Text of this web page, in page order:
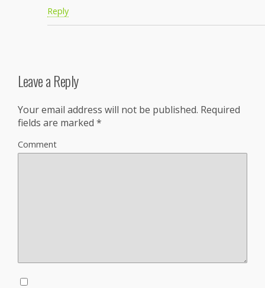
Reply
Leave a Reply
Your email address will not be published. Required
fields are marked *
Comment